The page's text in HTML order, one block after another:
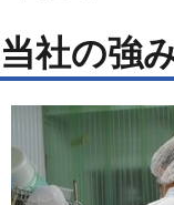
当社の強